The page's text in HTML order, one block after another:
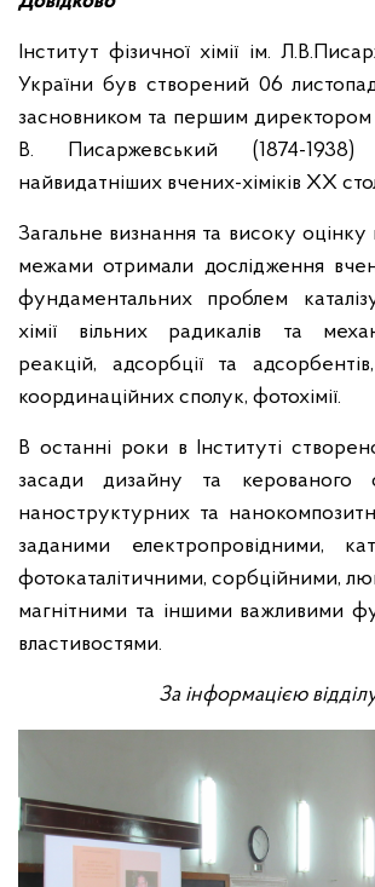
Інститут фізичної хімії ім.
України був створений 06
засновником та першим директором
В. Писаржевський (1874-
найвидатніших вчених-хіміків ХХ
Загальне визнання та високу оцінку в
межами отримали дослідження
фундаментальних проблем каталізу,
хімії вільних радикалів та
реакцій, адсорбції та
координаційних сполук, фотохімії.
В останні роки в Інституті
засади дизайну та керованого
наноструктурних та
заданими електропровідними,
фотокаталітичними, сорбційними,
магнітними та іншими важливими
властивостями.
За інформацією